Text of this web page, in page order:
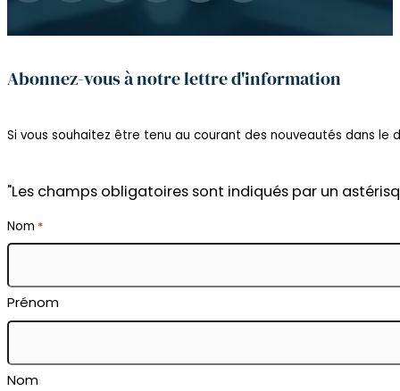
Abonnez-vous à notre lettre d'information
Si vous souhaitez être tenu au courant des nouveautés dans
"Les champs obligatoires sont indiqués par un
Nom *
Prénom
Nom